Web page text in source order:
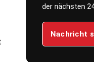
der nächsten